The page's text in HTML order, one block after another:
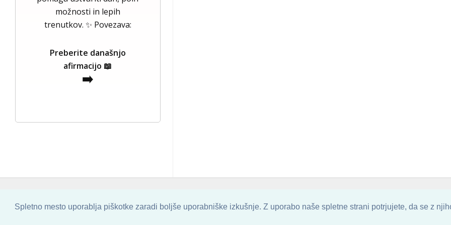
Spletno mesto uporablja piškotke zaradi boljše uporabniške izkušnje. Z uporabo naše spletne strani potrjujete, da se z
možnosti in lepih
trenutkov. ✨ Povezava:
Preberite današnjo
afirmacijo 📖
➡️
COPYRIGHT © 2013 - 2026 BYSKINBASE. ALL ARTWORK ARE UPLOADED AND COPYRIGHTED TO ITS AUTHOR.